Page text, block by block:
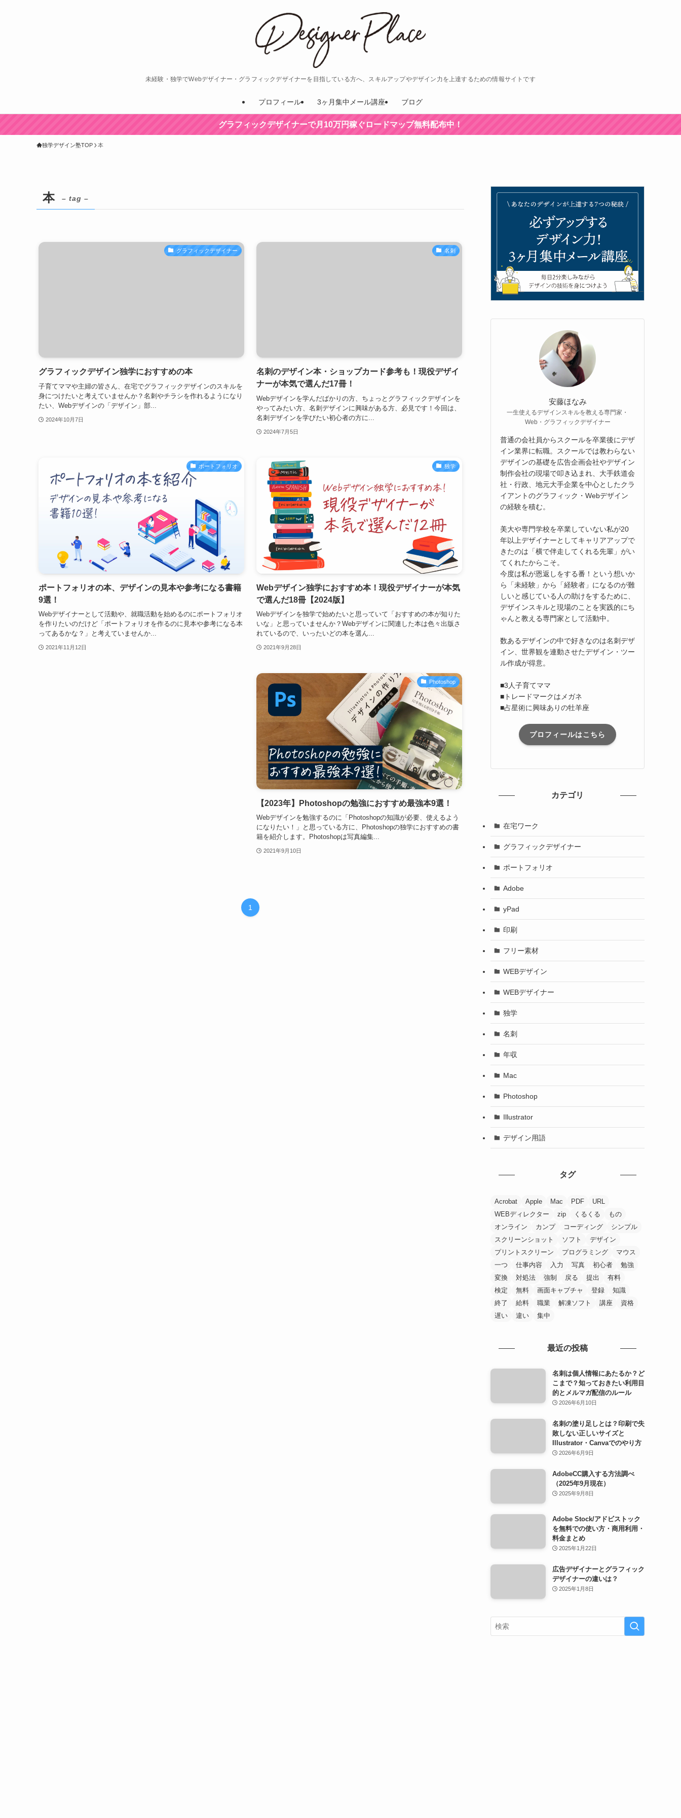
未経験・独学でWebデザイナー・グラフィックデザイナーを目指している方へ、スキルアップやデザイン力を上達するための情報サイトです
プロフィール 3ヶ月集中メール講座 ブログ
グラフィックデザイナーで月10万円稼ぐロードマップ無料配布中！
独学デザイン塾TOP 本
本 – tag –
グラフィックデザイナー
グラフィックデザイン独学におすすめの本
子育てママや主婦の皆さん、在宅でグラフィックデザインのスキルを
身につけたいと考えていませんか？名刺やチラシを作れるようになり
たい、Webデザインの「デザイン」部...
2024年10月7日
名刺
名刺のデザイン本・ショップカード参考も！現役デザイ
ナーが本気で選んだ17冊！
Webデザインを学んだばかりの方、ちょっとグラフィックデザインを
やってみたい方、名刺デザインに興味がある方、必見です！今回は、
名刺デザインを学びたい初心者の方に...
2024年7月5日
ポートフォリオ
ポートフォリオの本、デザインの見本や参考になる書籍
9選！
Webデザイナーとして活動や、就職活動を始めるのにポートフォリオ
を作りたいのだけど「ポートフォリオを作るのに見本や参考になる本
ってあるかな？」と考えていませんか...
2021年11月12日
独学
Webデザイン独学におすすめ本！現役デザイナーが本気
で選んだ18冊【2024版】
Webデザインを独学で始めたいと思っていて「おすすめの本が知りた
いな」と思っていませんか？Webデザインに関連した本は色々出版さ
れているので、いったいどの本を選ん...
2021年9月28日
Photoshop
【2023年】Photoshopの勉強におすすめ最強本9選！
Webデザインを勉強するのに「Photoshopの知識が必要、使えるよう
になりたい！」と思っている方に、Photoshopの独学におすすめの書
籍を紹介します。Photoshopは写真編集...
2021年9月10日
1
安藤ほなみ
一生使えるデザインスキルを教える専門家・
Web・グラフィックデザイナー
普通の会社員からスクールを卒業後にデザ
イン業界に転職。スクールでは教わらない
デザインの基礎を広告企画会社やデザイン
制作会社の現場で叩き込まれ、大手鉄道会
社・行政、地元大手企業を中心としたクラ
イアントのグラフィック・Webデザイン
の経験を積む。
美大や専門学校を卒業していない私が20
年以上デザイナーとしてキャリアアップで
きたのは「横で伴走してくれる先輩」がい
てくれたからこそ。
今度は私が恩返しをする番！という想いか
ら「未経験」から「経験者」になるのが難
しいと感じている人の助けをするために、
デザインスキルと現場のことを実践的にち
ゃんと教える専門家として活動中。
数あるデザインの中で好きなのは名刺デザ
イン、世界観を連動させたデザイン・ツー
ル作成が得意。
■3人子育てママ
■トレードマークはメガネ
■占星術に興味ありの牡羊座
プロフィールはこちら
カテゴリ
在宅ワーク
グラフィックデザイナー
ポートフォリオ
Adobe
yPad
印刷
フリー素材
WEBデザイン
WEBデザイナー
独学
名刺
年収
Mac
Photoshop
Illustrator
デザイン用語
タグ
Acrobat Apple Mac PDF
URL
WEBディレクター
zip くるくる
もの
オンライン
カンプ コーディング
シンプル
スクリーンショット
ソフト
デザイン
プリントスクリーン
プログラミング
マウス
一つ
仕事内容 入力 写真 初心者
勉強
変換
対処法 強制 戻る 提出
有料
検定
無料 画面キャプチャ 登録
知識
終了
給料 職業 解凍ソフト 講座
資格
遅い
違い 集中
最近の投稿
名刺は個人情報にあたるか？ど
こまで？知っておきたい利用目
的とメルマガ配信のルール
2026年6月10日
名刺の塗り足しとは？印刷で失
敗しない正しいサイズと
Illustrator・Canvaでのやり方
2026年6月9日
AdobeCC購入する方法調べ
（2025年9月現在）
2025年9月8日
Adobe Stock/アドビストック
を無料での使い方・商用利用・
料金まとめ
2025年1月22日
広告デザイナーとグラフィック
デザイナーの違いは？
2025年1月8日